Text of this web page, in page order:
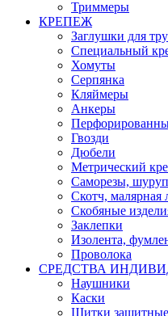
Триммеры
КРЕПЕЖ
Заглушки для
Специальный
Хомуты
Серпянка
Кляймеры
Анкеры
Гвозди
Дюбели
Метрический
Саморезы,
Скотч, малярная
Скобяные
Заклепки
Изолента,
Проволока
СРЕДСТВА
Наушники
Каски
Щитки защитные